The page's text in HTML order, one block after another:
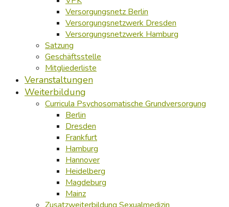
Versorgungsnetz Berlin
Versorgungsnetzwerk Dresden
Versorgungsnetzwerk Hamburg
Satzung
Geschäftsstelle
Mitgliederliste
Veranstaltungen
Weiterbildung
Curricula Psychosomatische Grundversorgung
Berlin
Dresden
Frankfurt
Hamburg
Hannover
Heidelberg
Magdeburg
Mainz